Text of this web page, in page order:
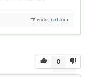
Role: Podpora
0